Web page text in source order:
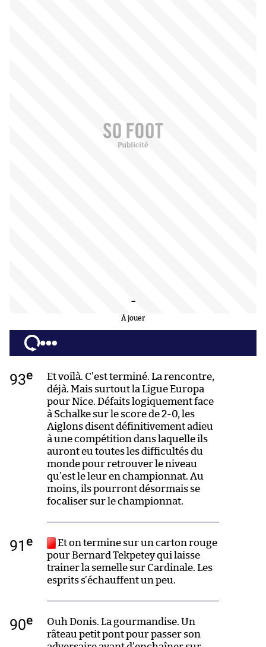
-
À jouer
93e
Et voilà. C’est terminé. La rencontre,
déjà. Mais surtout la Ligue Europa
pour Nice. Défaits logiquement face
à Schalke sur le score de 2-0, les
Aiglons disent définitivement adieu
à une compétition dans laquelle ils
auront eu toutes les difficultés du
monde pour retrouver le niveau
qu’est le leur en championnat. Au
moins, ils pourront désormais se
focaliser sur le championnat.
91 e
Et on termine sur un carton rouge
pour Bernard Tekpetey qui laisse
trainer la semelle sur Cardinale. Les
esprits s’échauffent un peu.
90e
Ouh Donis. La gourmandise. Un
râteau petit pont pour passer son